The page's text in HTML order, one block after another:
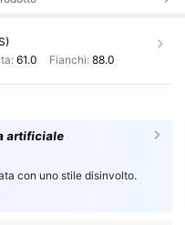
61.0 Fianchi: 88.0
artificiale
con uno stile disinvolto.